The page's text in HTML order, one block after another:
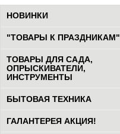
НОВИНКИ
"ТОВАРЫ К ПРАЗДНИКАМ"
ТОВАРЫ ДЛЯ САДА,
ОПРЫСКИВАТЕЛИ,
ИНСТРУМЕНТЫ
БЫТОВАЯ ТЕХНИКА
ГАЛАНТЕРЕЯ АКЦИЯ!